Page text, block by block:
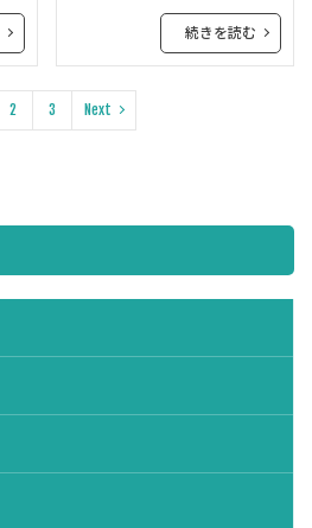
続きを読む
2 3 Next